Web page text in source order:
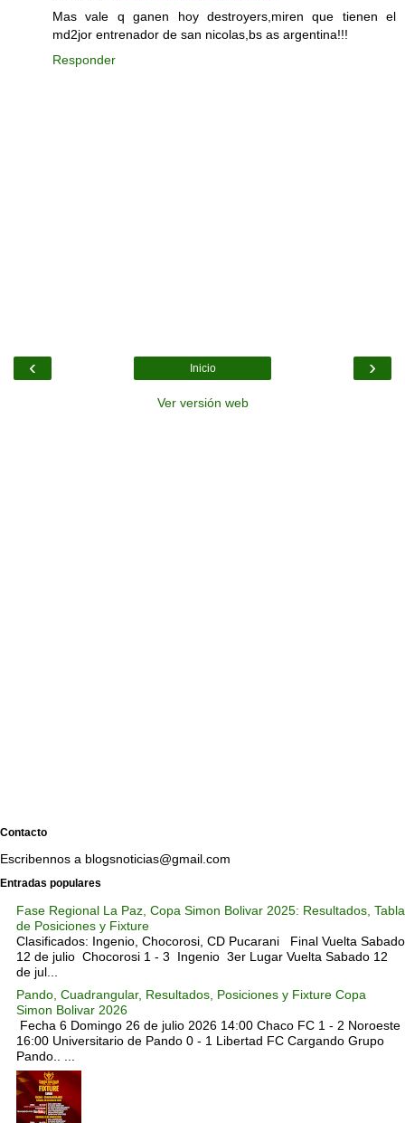
Mas vale q ganen hoy destroyers,miren que tienen el
md2jor entrenador de san nicolas,bs as argentina!!!
Responder
‹ ›
Inicio
Ver versión web
Contacto
Escribennos a blogsnoticias@gmail.com
Entradas populares
Fase Regional La Paz, Copa Simon Bolivar 2025: Resultados, Tabla
de Posiciones y Fixture
Clasificados: Ingenio, Chocorosi, CD Pucarani Final Vuelta Sabado
12 de julio Chocorosi 1 - 3 Ingenio 3er Lugar Vuelta Sabado 12
de jul...
Pando, Cuadrangular, Resultados, Posiciones y Fixture Copa
Simon Bolivar 2026
Fecha 6 Domingo 26 de julio 2026 14:00 Chaco FC 1 - 2 Noroeste
16:00 Universitario de Pando 0 - 1 Libertad FC Cargando Grupo
Pando.. ...